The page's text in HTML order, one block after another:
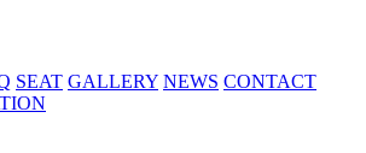
SEAT GALLERY NEWS CONTACT